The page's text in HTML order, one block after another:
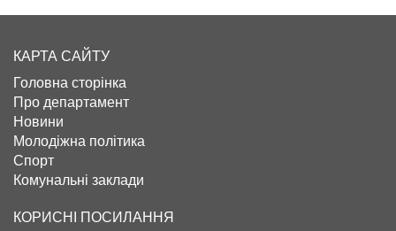
КАРТА САЙТУ
Головна сторінка
Про департамент
Новини
Молодіжна політика
Спорт
Комунальні заклади
КОРИСНІ ПОСИЛАННЯ